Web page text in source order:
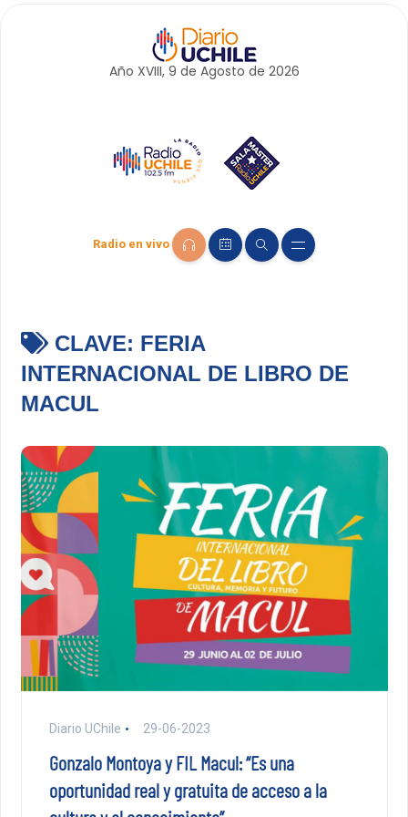
Año XVIII, 9 de Agosto de 2026
Radio en vivo
CLAVE: FERIA
INTERNACIONAL DE LIBRO DE
MACUL
Diario UChile 29-06-2023
Gonzalo Montoya y FIL Macul: “Es una
oportunidad real y gratuita de acceso a la